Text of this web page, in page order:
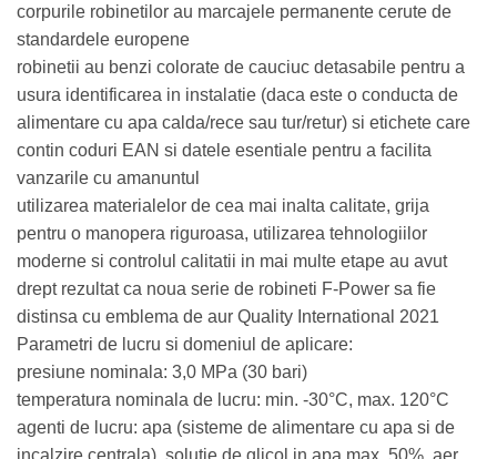
corpurile robinetilor au marcajele permanente cerute de
standardele europene
robinetii au benzi colorate de cauciuc detasabile pentru a
usura identificarea in instalatie (daca este o conducta de
alimentare cu apa calda/rece sau tur/retur) si etichete care
contin coduri EAN si datele esentiale pentru a facilita
vanzarile cu amanuntul
utilizarea materialelor de cea mai inalta calitate, grija
pentru o manopera riguroasa, utilizarea tehnologiilor
moderne si controlul calitatii in mai multe etape au avut
drept rezultat ca noua serie de robineti F-Power sa fie
distinsa cu emblema de aur Quality International 2021
Parametri de lucru si domeniul de aplicare:
presiune nominala: 3,0 MPa (30 bari)
temperatura nominala de lucru: min. -30°C, max. 120°C
agenti de lucru: apa (sisteme de alimentare cu apa si de
incalzire centrala), solutie de glicol in apa max. 50%, aer